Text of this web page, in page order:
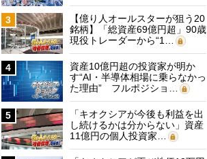
3
【億り人オールスターが狙う20
銘柄】「総資産69億円超」90歳
現役トレーダーから“1…
4
資産10億円超の投資家が明か
す“AI・半導体相場に乗らなかっ
た理由” フルポジショ…
5
「キオクシアが今後も利益を出
し続けるかは分からない」資産
11億円の個人投資家…